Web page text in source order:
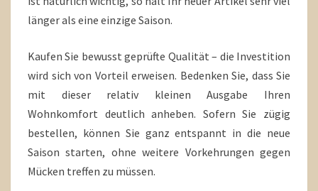
länger als eine einzige Saison.
Kaufen Sie bewusst geprüfte Qualität – die Investition
wird sich von Vorteil erweisen. Bedenken Sie, dass Sie
mit dieser relativ kleinen Ausgabe Ihren
Wohnkomfort deutlich anheben. Sofern Sie zügig
bestellen, können Sie ganz entspannt in die neue
Saison starten, ohne weitere Vorkehrungen gegen
Mücken treffen zu müssen.